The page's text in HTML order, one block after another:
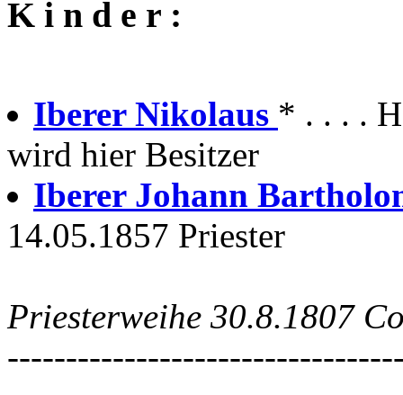
K i n d e r :
Iberer Nikolaus * . . . .
wird hier Besitzer
Iberer Johann
14.05.1857 Priester
Priesterweihe 30.8.1807